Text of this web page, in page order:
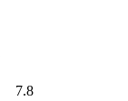
7.8